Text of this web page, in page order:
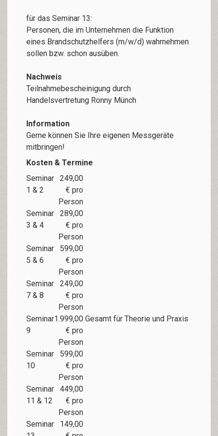
für das Seminar 13:
Personen, die im Unternehmen die Funktion
eines Brandschutzhelfers (m/w/d) wahrnehmen
sollen bzw. schon ausüben.
Nachweis
Teilnahmebescheinigung durch
Handelsvertretung Ronny Münch
Information
Gerne können Sie Ihre eigenen Messgeräte
mitbringen!
Kosten & Termine
Seminar
1 & 2
249,00
€ pro
Person
Seminar
3 & 4
289,00
€ pro
Person
Seminar
5 & 6
599,00
€ pro
Person
Seminar
7 & 8
249,00
€ pro
Person
Seminar
9
1.999,00
€ pro
Person
Gesamt für Theorie und Praxis
Seminar
10
599,00
€ pro
Person
Seminar
11 & 12
449,00
€ pro
Person
Seminar
149,00